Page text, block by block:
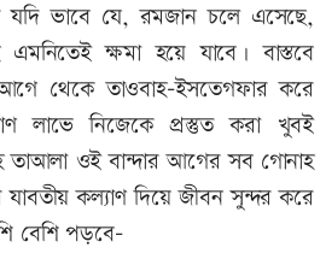
যদি ভাবে যে, রমজান চলে এসেছে,
ক্ষমা হয়ে যাবে। বাস্তবে
থেকে তাওবাহ-ইসতেগফার করে
লাভে নিজেকে প্রস্তুত করা খুবই
ওই বান্দার আগের সব গোনাহ
কল্যাণ দিয়ে জীবন সুন্দর করে
বেশি পড়বে-